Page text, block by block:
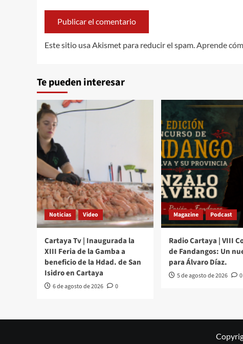
Este sitio usa Akismet para reducir el spam. Aprende
Te pueden interesar
Noticias Video
Cartaya Tv | Inaugurada la
XIII Feria de la Gamba a
beneficio de la Hdad. de San
Isidro en Cartaya
6 de agosto de 2026 0
Magazine Podcast
Radio Cartaya | VIII
de Fandangos: Un
para Álvaro Díaz.
5 de agosto de 2026 0